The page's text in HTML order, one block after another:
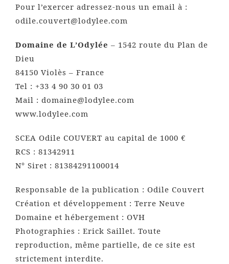
Pour l’exercer adressez-nous un email à :
odile.couvert@lodylee.com
Domaine de L’Odylée – 1542 route du Plan de
Dieu
84150 Violès – France
Tel : +33 4 90 30 01 03
Mail : domaine@lodylee.com
www.lodylee.com
SCEA Odile COUVERT au capital de 1000 €
RCS : 81342911
N° Siret : 81384291100014
Responsable de la publication : Odile Couvert
Création et développement : Terre Neuve
Domaine et hébergement : OVH
Photographies : Erick Saillet. Toute
reproduction, même partielle, de ce site est
strictement interdite.